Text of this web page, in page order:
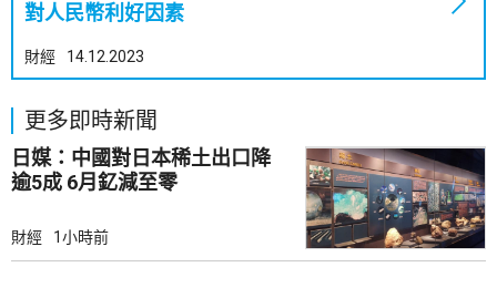
對人民幣利好因素
財經 14.12.2023
更多即時新聞
日媒：中國對日本稀土出口降
逾5成 6月釔減至零
財經 1小時前